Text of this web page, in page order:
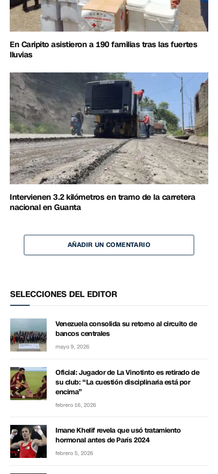
En Caripito asistieron a 190 familias tras las fuertes
lluvias
Intervienen 3.2 kilómetros en tramo de la carretera
nacional en Guanta
AÑADIR UN COMENTARIO
SELECCIONES DEL EDITOR
Venezuela consolida su retorno al circuito de
bancos centrales
mayo 9, 2026
Oficial: Jugador de La Vinotinto es retirado de
su club: “La cuestión disciplinaria está por
encima”
febrero 16, 2026
Imane Khelif revela que usó tratamiento
hormonal antes de París 2024
febrero 5, 2026